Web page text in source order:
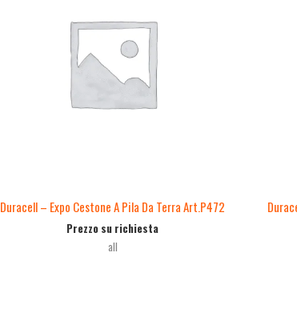
Duracell – Expo Cestone A Pila Da Terra Art.P472
Prezzo su richiesta
all